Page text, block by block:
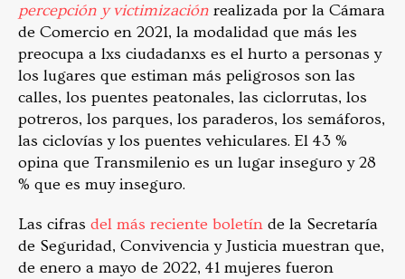
percepción y victimización realizada por la Cámara
de Comercio en 2021, la modalidad que más les
preocupa a lxs ciudadanxs es el hurto a personas y
los lugares que estiman más peligrosos son las
calles, los puentes peatonales, las ciclorrutas, los
potreros, los parques, los paraderos, los semáforos,
las ciclovías y los puentes vehiculares. El 43 %
opina que Transmilenio es un lugar inseguro y 28
% que es muy inseguro.
Las cifras del más reciente boletín de la Secretaría
de Seguridad, Convivencia y Justicia muestran que,
de enero a mayo de 2022, 41 mujeres fueron